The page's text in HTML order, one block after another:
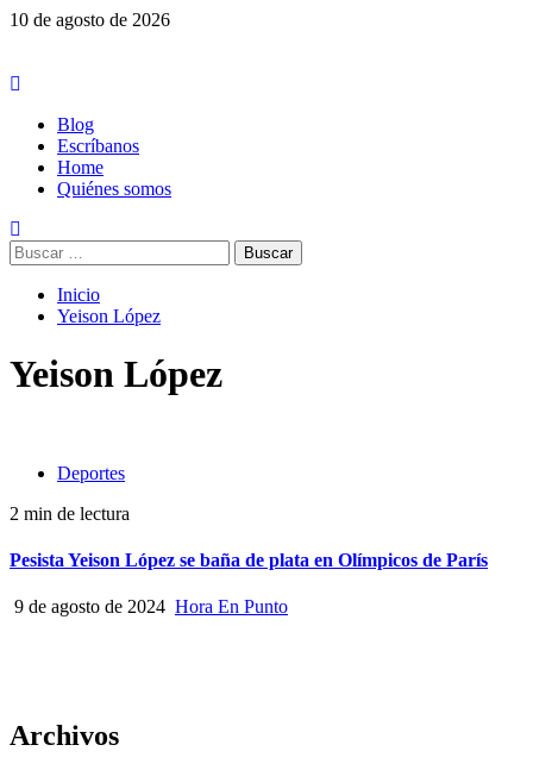
Saltar
10 de agosto de 2026
Blog
Escríbanos
Home
Quiénes somos
Buscar:
Inicio
Yeison López
Yeison López
Deportes
2 min de lectura
Pesista Yeison López se baña de plata en Olímpicos de París
9 de agosto de 2024 Hora En Punto
Archivos